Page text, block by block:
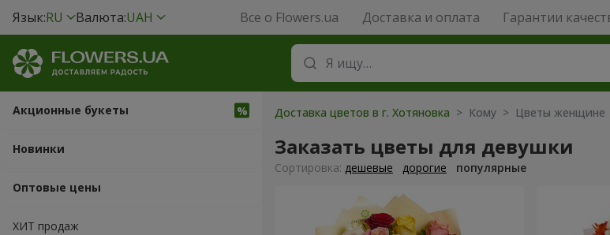
Язык:RU Валюта:UAH Все о Flowers.ua Доставка и оплата Гарантии
Акционные букеты
Новинки
Оптовые цены
ХИТ продаж
Доставка цветов в г. Хотяновка > Кому > Цветы женщине
Заказать цветы для девушки
Cортировка: дешевые дорогие популярные